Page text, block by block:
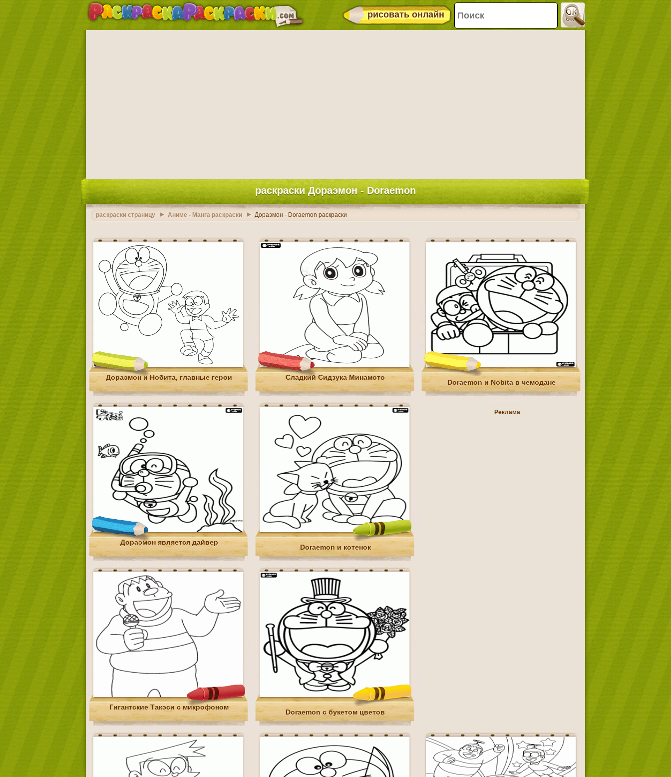
рисовать онлайн
раскраски Дораэмон - Doraemon
раскраски страницу Аниме - Манга раскраски Дораэмон - Doraemon раскраски
Дораэмон и Нобита, главные герои Сладкий Сидзука Минамото
Doraemon и Nobita в чемодане
Дораэмон является дайвер
Doraemon и котенок
Реклама
Гигантские Такэси с микрофоном
Doraemon с букетом цветов